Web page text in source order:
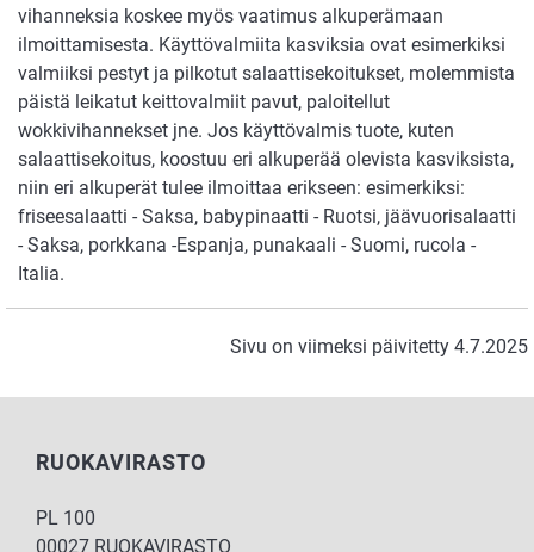
vihanneksia koskee myös vaatimus alkuperämaan
ilmoittamisesta. Käyttövalmiita kasviksia ovat esimerkiksi
valmiiksi pestyt ja pilkotut salaattisekoitukset, molemmista
päistä leikatut keittovalmiit pavut, paloitellut
wokkivihannekset jne. Jos käyttövalmis tuote, kuten
salaattisekoitus, koostuu eri alkuperää olevista kasviksista,
niin eri alkuperät tulee ilmoittaa erikseen: esimerkiksi:
friseesalaatti - Saksa, babypinaatti - Ruotsi, jäävuorisalaatti
- Saksa, porkkana -Espanja, punakaali - Suomi, rucola -
Italia.
Sivu on viimeksi päivitetty 4.7.2025
RUOKAVIRASTO
PL 100
00027 RUOKAVIRASTO